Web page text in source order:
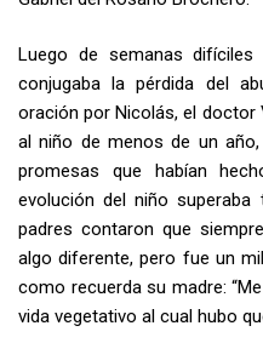
Luego de semanas
conjugaba la pérdida del
oración por Nicolás, el doctor
al niño de menos de un
promesas que habían
evolución del niño superaba
padres contaron que
algo diferente, pero fue un
como recuerda su madre:
vida vegetativo al cual hubo